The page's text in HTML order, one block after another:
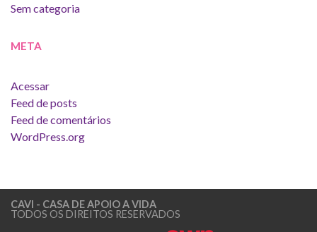
Sem categoria
META
Acessar
Feed de posts
Feed de comentários
WordPress.org
CAVI - CASA DE APOIO A VIDA
TODOS OS DIREITOS RESERVADOS